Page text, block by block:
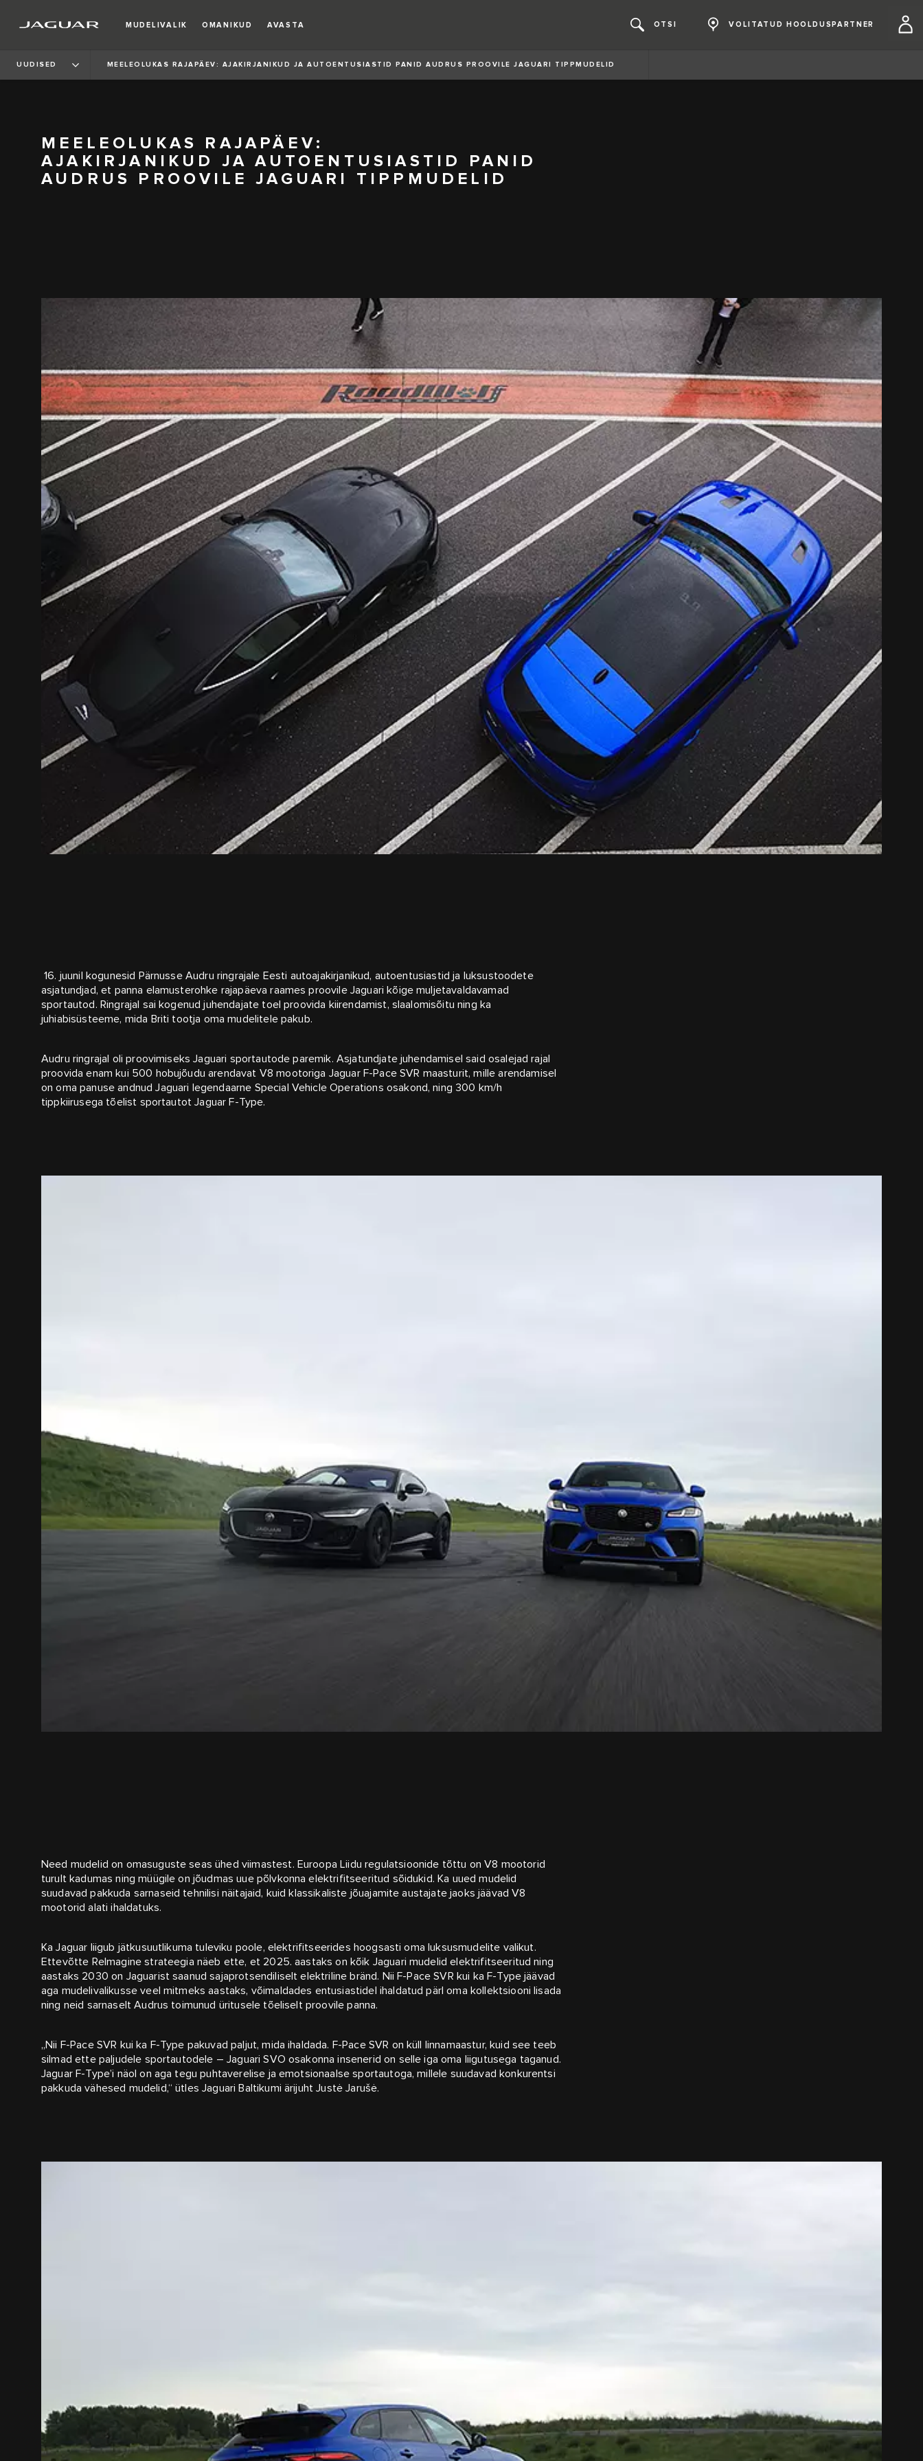
MUDELIVALIK OMANIKUD AVASTA OTSI VOLITATUD HOOLDUSPARTNER
UUDISED MEELEOLUKAS RAJAPÄEV: AJAKIRJANIKUD JA AUTOENTUSIASTID PANID AUDRUS PROOVILE JAGUARI TIPPMUDELID
MEELEOLUKAS RAJAPÄEV:
AJAKIRJANIKUD JA AUTOENTUSIASTID PANID
AUDRUS PROOVILE JAGUARI TIPPMUDELID
16. juunil kogunesid Pärnusse Audru ringrajale Eesti autoajakirjanikud, autoentusiastid ja luksustoodete
asjatundjad, et panna elamusterohke rajapäeva raames proovile Jaguari kõige muljetavaldavamad
sportautod. Ringrajal sai kogenud juhendajate toel proovida kiirendamist, slaalomisõitu ning ka
juhiabisüsteeme, mida Briti tootja oma mudelitele pakub.
Audru ringrajal oli proovimiseks Jaguari sportautode paremik. Asjatundjate juhendamisel said osalejad rajal
proovida enam kui 500 hobujõudu arendavat V8 mootoriga Jaguar F-Pace SVR maasturit, mille arendamisel
on oma panuse andnud Jaguari legendaarne Special Vehicle Operations osakond, ning 300 km/h
tippkiirusega tõelist sportautot Jaguar F-Type.
Need mudelid on omasuguste seas ühed viimastest. Euroopa Liidu regulatsioonide tõttu on V8 mootorid
turult kadumas ning müügile on jõudmas uue põlvkonna elektrifitseeritud sõidukid. Ka uued mudelid
suudavad pakkuda sarnaseid tehnilisi näitajaid, kuid klassikaliste jõuajamite austajate jaoks jäävad V8
mootorid alati ihaldatuks.
Ka Jaguar liigub jätkusuutlikuma tuleviku poole, elektrifitseerides hoogsasti oma luksusmudelite valikut.
Ettevõtte ReImagine strateegia näeb ette, et 2025. aastaks on kõik Jaguari mudelid elektrifitseeritud ning
aastaks 2030 on Jaguarist saanud sajaprotsendiliselt elektriline bränd. Nii F-Pace SVR kui ka F-Type jäävad
aga mudelivalikusse veel mitmeks aastaks, võimaldades entusiastidel ihaldatud pärl oma kollektsiooni lisada
ning neid sarnaselt Audrus toimunud üritusele tõeliselt proovile panna.
„Nii F-Pace SVR kui ka F-Type pakuvad paljut, mida ihaldada. F-Pace SVR on küll linnamaastur, kuid see teeb
silmad ette paljudele sportautodele – Jaguari SVO osakonna insenerid on selle iga oma liigutusega taganud.
Jaguar F-Type’i näol on aga tegu puhtaverelise ja emotsionaalse sportautoga, millele suudavad konkurentsi
pakkuda vähesed mudelid,“ ütles Jaguari Baltikumi ärijuht Justė Jarušė.